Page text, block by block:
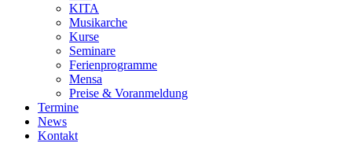
KITA
Musikarche
Kurse
Seminare
Ferienprogramme
Mensa
Preise & Voranmeldung
Termine
News
Kontakt